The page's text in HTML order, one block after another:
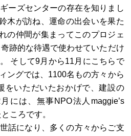
ーズセンターの存在を知りまし
木が訪ね、運命の出会いを果た
の仲間が集まってこのプロジェ
跡的な待遇で使わせていただけ
そして9月から11月にこちらで
ングでは、1100名もの方々から
をいただいたおかげで、建設の
には、無事NPO法人maggie’s
ころです。
話になり、多くの方々からご支